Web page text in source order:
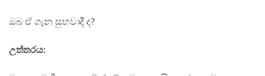
ඔබ ඒ ගැන සුභවාදී ද?
උත්තරය: